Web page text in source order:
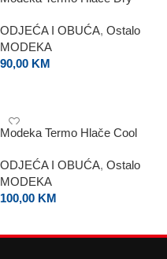
ODJEĆA I OBUĆA, Ostalo
MODEKA
90,00 KM
Modeka Termo Hlače Cool
ODJEĆA I OBUĆA, Ostalo
MODEKA
100,00 KM